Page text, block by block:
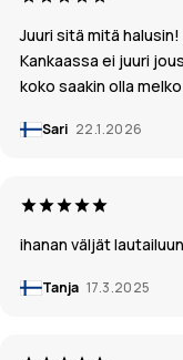
Juuri sitä mitä
Kankaassa ei juuri
koko saakin olla
Sari 22.1.2026
ihanan väljät lautailuun
Tanja 17.3.2025